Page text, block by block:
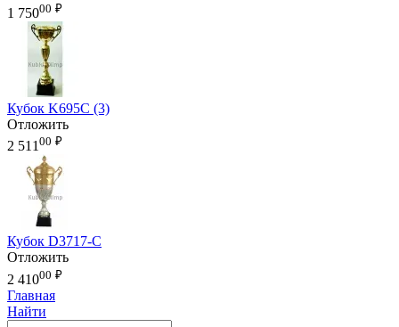
1 75000 ₽
Кубок K695C (3)
Отложить
2 511 00 ₽
Кубок D3717-C
Отложить
2 41000 ₽
Главная
Найти